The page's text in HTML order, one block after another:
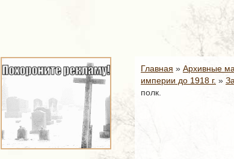
Главная » Архивные
империи до 1918 г. »
полк.